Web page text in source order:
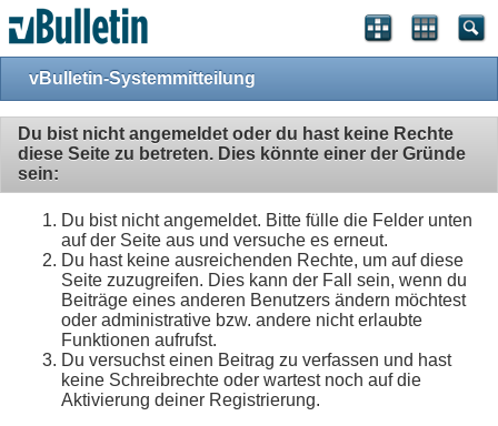
vBulletin-Systemmitteilung
Du bist nicht angemeldet oder du hast keine Rechte
diese Seite zu betreten. Dies könnte einer der Gründe
sein:
Du bist nicht angemeldet. Bitte fülle die Felder unten
auf der Seite aus und versuche es erneut.
Du hast keine ausreichenden Rechte, um auf diese
Seite zuzugreifen. Dies kann der Fall sein, wenn du
Beiträge eines anderen Benutzers ändern möchtest
oder administrative bzw. andere nicht erlaubte
Funktionen aufrufst.
Du versuchst einen Beitrag zu verfassen und hast
keine Schreibrechte oder wartest noch auf die
Aktivierung deiner Registrierung.